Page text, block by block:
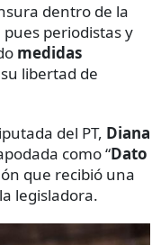
dentro de la
periodistas y
medidas
libertad de
del PT, Diana
como “Dato
que recibió una
legisladora.